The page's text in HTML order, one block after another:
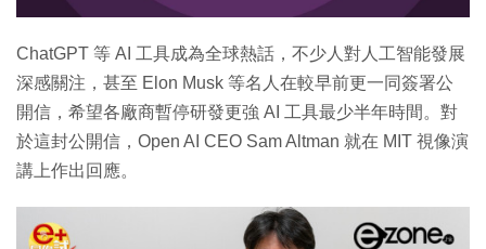
ChatGPT 等 AI 工具成為全球熱話，不少人對人工智能發展
深感關注，甚至 Elon Musk 等名人在較早前更一同簽署公
開信，希望各廠商暫停研發更強 AI 工具最少半年時間。對
於這封公開信，Open AI CEO Sam Altman 就在 MIT 視像演
講上作出回應。